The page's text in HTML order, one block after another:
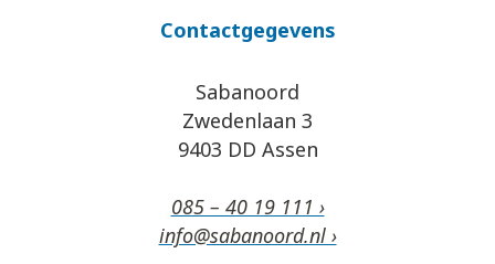
Contactgegevens
Sabanoord
Zwedenlaan 3
9403 DD Assen
085 – 40 19 111 ›
info@sabanoord.nl ›